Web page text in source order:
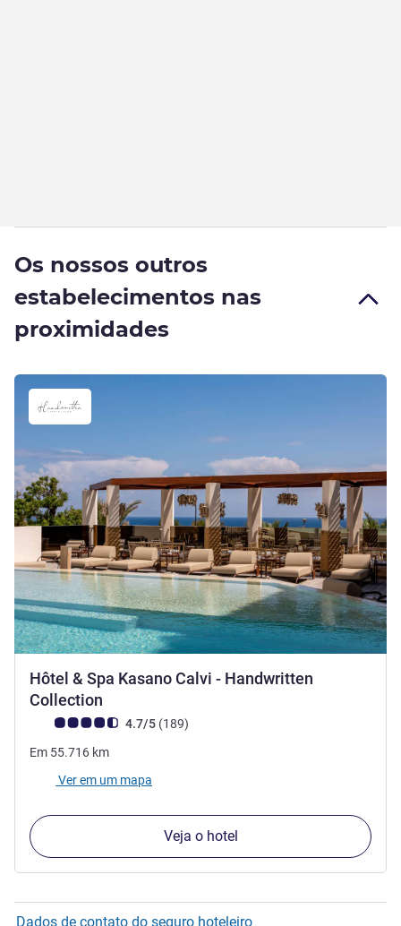
Os nossos outros
estabelecimentos nas
proximidades
Hôtel & Spa Kasano Calvi - Handwritten
Collection
Nota clientes Avis (Classificação ALL)
4.7/5 (189comentários
)
Em 55.716 km
Ver em um mapa
Veja o hotel
Dados de contato do seguro hoteleiro